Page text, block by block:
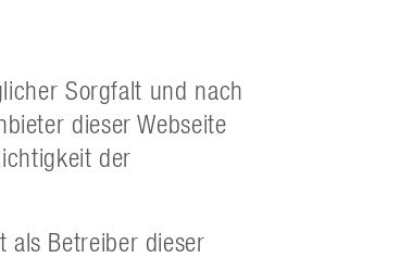
Sorgfalt und nach
dieser Webseite
der
als Betreiber dieser